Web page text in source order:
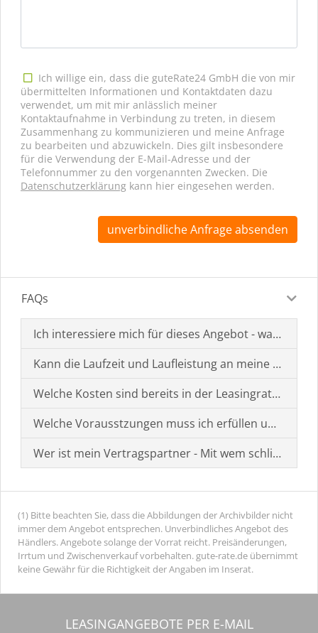
Ich willige ein, dass die guteRate24 GmbH die von mir
übermittelten Informationen und Kontaktdaten dazu
verwendet, um mit mir anlässlich meiner
Kontaktaufnahme in Verbindung zu treten, in diesem
Zusammenhang zu kommunizieren und meine Anfrage
zu bearbeiten und abzuwickeln. Dies gilt insbesondere
für die Verwendung der E-Mail-Adresse und der
Telefonnummer zu den vorgenannten Zwecken. Die
Datenschutzerklärung kann hier eingesehen werden.
unverbindliche Anfrage absenden
FAQs
Ich interessiere mich für dieses Angebot - was muss
Kann die Laufzeit und Laufleistung an meine
Welche Kosten sind bereits in der Leasingrate
Welche Vorausstzungen muss ich erfüllen um einen
Wer ist mein Vertragspartner - Mit wem schließe ich
(1) Bitte beachten Sie, dass die Abbildungen der Archivbilder nicht
immer dem Angebot entsprechen. Unverbindliches Angebot des
Händlers. Angebote solange der Vorrat reicht. Preisänderungen,
Irrtum und Zwischenverkauf vorbehalten. gute-rate.de übernimmt
keine Gewähr für die Richtigkeit der Angaben im Inserat.
LEASINGANGEBOTE PER E-MAIL